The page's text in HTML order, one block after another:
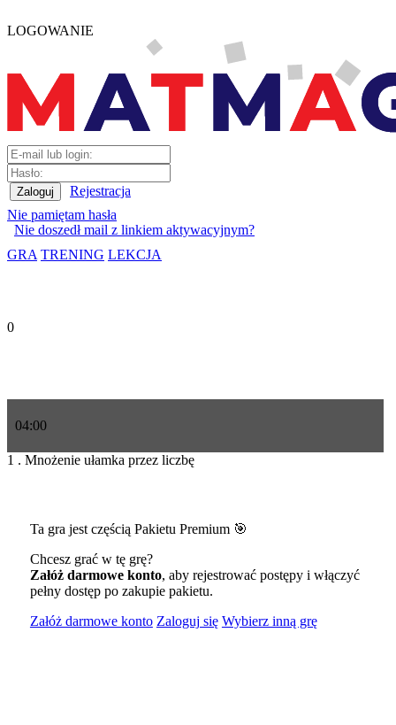
LOGOWANIE
Rejestracja
Nie pamiętam hasła
Nie doszedł mail z linkiem aktywacyjnym?
GRA TRENING LEKCJA
0
04:00
1 . Mnożenie ułamka przez liczbę
Ta gra jest częścią Pakietu Premium 🎯
Chcesz grać w tę grę?
Załóż darmowe konto, aby rejestrować postępy i włączyć
pełny dostęp po zakupie pakietu.
Załóż darmowe konto Zaloguj się Wybierz inną grę